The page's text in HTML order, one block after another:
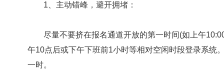
1、主动错峰，避开拥堵：
尽量不要挤在报名通道开放的第一时间(如上午
午10点后或下午下班前1小时等相对空闲时段登录系统
一时。